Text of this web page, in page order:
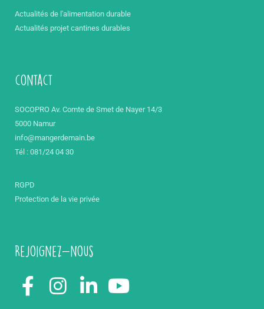
Actualités de l'alimentation durable
Actualités projet cantines durables
contact
SOCOPRO Av. Comte de Smet de Nayer 14/3
5000 Namur
info@mangerdemain.be
Tél : 081/24 04 30
RGPD
Protection de la vie privée
Rejoignez-nous